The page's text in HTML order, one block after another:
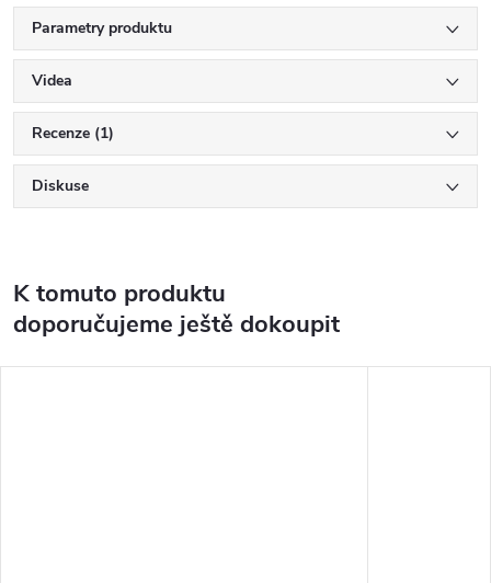
Parametry produktu
Videa
Recenze (1)
Diskuse
K tomuto produktu
doporučujeme ještě dokoupit